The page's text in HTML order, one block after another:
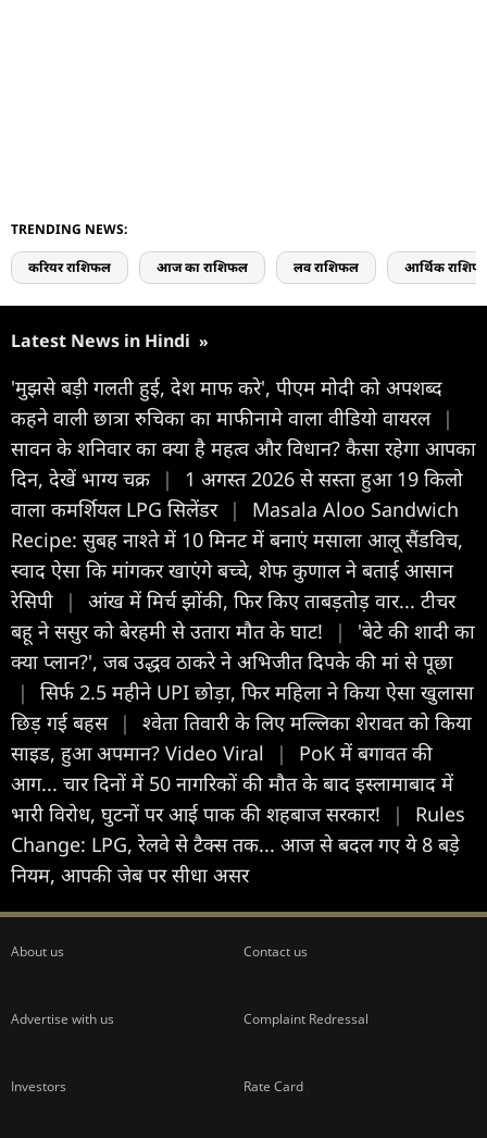
TRENDING NEWS:
करियर राशिफल आज का राशिफल लव राशिफल आर्थिक
Latest News in Hindi »
'मुझसे बड़ी गलती हुई, देश माफ करे', पीएम मोदी को अपशब्द
कहने वाली छात्रा रुचिका का माफीनामे वाला वीडियो वायरल |
सावन के शन‍िवार का क्या है महत्व और व‍िधान? कैसा रहेगा आपका
द‍िन, देखें भाग्य चक्र
|
1 अगस्त 2026 से सस्ता हुआ 19 किलो
वाला कमर्शियल LPG सिलेंडर |
Masala Aloo Sandwich
Recipe: सुबह नाश्ते में 10 मिनट में बनाएं मसाला आलू सैंडविच,
स्‍वाद ऐसा कि मांगकर खाएंगे बच्‍चे, शेफ कुणाल ने बताई आसान
रेसिपी
|
आंख में मिर्च झोंकी, फिर किए ताबड़तोड़ वार... टीचर
बहू ने ससुर को बेरहमी से उतारा मौत के घाट!
|
'बेटे की शादी का
क्या प्लान?', जब उद्धव ठाकरे ने अभिजीत दिपके की मां से पूछा
|
सिर्फ 2.5 महीने UPI छोड़ा, फिर महिला ने किया ऐसा खुलासा
छिड़ गई बहस |
श्वेता तिवारी के लिए मल्लिका शेरावत को किया
साइड, हुआ अपमान? Video Viral
|
PoK में बगावत की
आग... चार दिनों में 50 नागरिकों की मौत के बाद इस्लामाबाद में
भारी विरोध, घुटनों पर आई पाक की शहबाज सरकार!
|
Rules
Change: LPG, रेलवे से टैक्‍स तक... आज से बदल गए ये 8 बड़े
नियम, आपकी जेब पर सीधा असर
About us Contact us
Advertise with us Complaint Redressal
Investors Rate Card